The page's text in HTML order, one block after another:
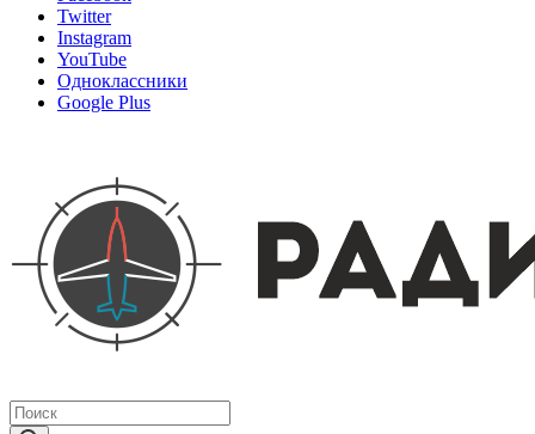
Twitter
Instagram
YouTube
Одноклассники
Google Plus